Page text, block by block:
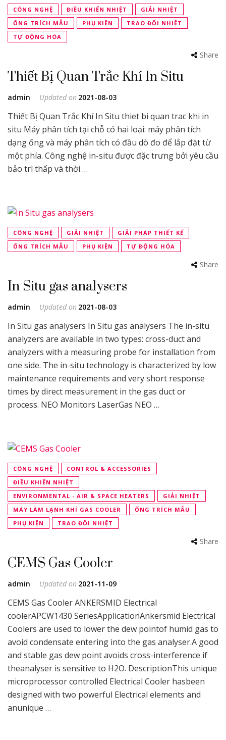
CÔNG NGHỆ ĐIỀU KHIỂN NHIỆT
GIẢI NHIỆT
ỐNG TRÍCH MẪU
PHỤ KIỆN
TRAO ĐỔI NHIỆT
TỰ ĐỘNG HÓA
Share
Thiết Bị Quan Trắc Khí In Situ
admin Updated on 2021-08-03
Thiết Bị Quan Trắc Khí In Situ thiet bi quan trac khi in
situ Máy phân tích tại chỗ có hai loại: máy phân tích
dạng ống và máy phân tích có đầu dò đo để lắp đặt từ
một phía. Công nghệ in-situ được đặc trưng bởi yêu cầu
bảo trì thấp và thời …
CÔNG NGHỆ GIẢI NHIỆT
GIẢI PHÁP THIẾT KẾ
ỐNG TRÍCH MẪU
PHỤ KIỆN TỰ ĐỘNG HÓA
Share
In Situ gas analysers
admin Updated on 2021-08-03
In Situ gas analysers In Situ gas analysers The in-situ
analyzers are available in two types: cross-duct and
analyzers with a measuring probe for installation from
one side. The in-situ technology is characterized by low
maintenance requirements and very short response
times by direct measurement in the gas duct or
process. NEO Monitors LaserGas NEO …
CÔNG NGHỆ
CONTROL & ACCESSORIES
ĐIỀU KHIỂN NHIỆT
ENVIRONMENTAL - AIR & SPACE HEATERS
GIẢI NHIỆT
MÁY LÀM LẠNH KHÍ GAS COOLER
ỐNG TRÍCH MẪU
PHỤ KIỆN
TRAO ĐỔI NHIỆT
Share
CEMS Gas Cooler
admin Updated on 2021-11-09
CEMS Gas Cooler ANKERSMID Electrical
coolerAPCW1430 SeriesApplicationAnkersmid Electrical
Coolers are used to lower the dew pointof humid gas to
avoid condensate entering into the gas analyser.A good
and stable gas dew point avoids cross-interference if
theanalyser is sensitive to H2O. DescriptionThis unique
microprocessor controlled Electrical Cooler hasbeen
designed with two powerful Electrical elements and
anunique …